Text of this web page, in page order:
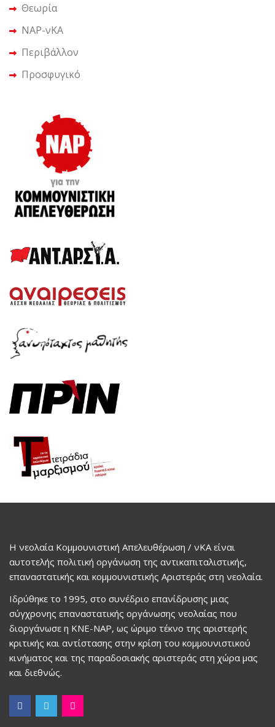
Θεωρία
ΝΑΡ-νΚΑ
Περιβάλλον
Προσφυγικό
Η νεολαία Κομμουνιστική Απελευθέρωση / νΚΑ είναι
αυτοτελής πολιτική οργάνωση της αντικαπιταλιστικής,
επαναστατικής και κομμουνιστικής Αριστεράς στη νεολαία.
Ιδρύθηκε το 1995, στο συνέδριο επανίδρυσης μιας
σύγχρονης επαναστατικής οργάνωσης νεολαίας που
διοργάνωσε η ΚΝΕ-ΝΑΡ, ως ώριμο τέκνο της αριστερής
κριτικής και αντίστασης στην κρίση του κομμουνιστικού
κινήματος και της παραδοσιακής αριστεράς στη χώρα μας
και διεθνώς.